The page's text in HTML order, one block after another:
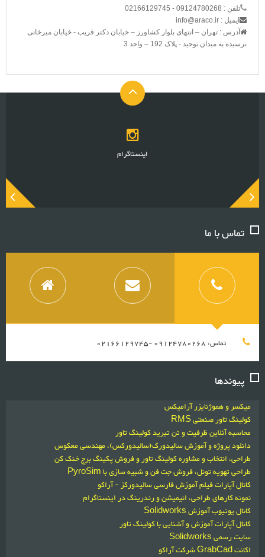
تلفن : 09124780268 - 02166129745
ایمیل : info@araco.ir
آدرس : تهران – انتهای بلوار کشاورز – خیابان دکتر قریب - خیابان میرخانی
نرسیده به میدان توحید - پلاک 192 – واحد 3
اینستاگرام
تماس با ما
تماس: 09124780268 -02166129745
پیوندها
میکسر و هموژنایزر آرامیکس
کولینگ تاور صنعتی RMS
محاسبه آنلاین ظرفیت و تن تبرید کولینگ تاور
دانلود پروژه و آموزش سالیدورک(سالیدورکس)، مهندسی معکوس
طراحی، انتخاب و مشاوره کولینگ تاور و فروش پکینگ برج خنک کن
طراحی تهویه تونل، فروش جت فن و شبیه سازی با PyroSim
کانال آپارات فیلم آموزش فارسی سالیدورکز - آراکو
نمونه کارهای طراحی، انیمیشن و رندرینگ در اینستاگرام
کانال یوتیوب آموزش Solidworks
کانال آپارات آموزش و آشنایی با کولینگ تاور
سایت رسمی Solidworks
اکانت GrabCad شرکت آراکو